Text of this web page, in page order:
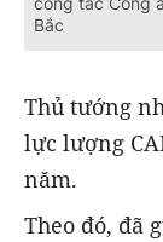
Bắc
Thủ tướng
lực lượng
năm.
Theo đó, đã